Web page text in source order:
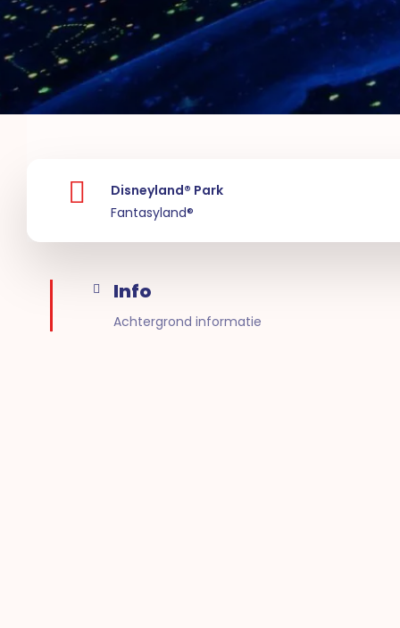
Disneyland® Park
Fantasyland®
Info
Achtergrond informatie